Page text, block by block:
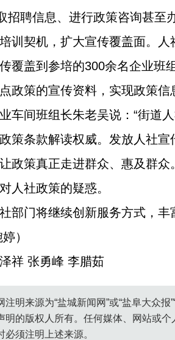
招聘信息、进行政策咨询甚
训契机，扩大宣传覆盖面。
覆盖到参培的300余名企业班
政策的宣传资料，实现政策
车间班组长朱老吴说：“街道
策条款解读权威。发放人社
政策真正走进群众、惠及群
人社政策的疑惑。
部门将继续创新服务方式，
）
祥 张勇峰 李腊茹
注明来源为“盐城新闻网”或“盐阜大众
明的版权人所有。任何媒体、网站或
须注明上述来源。